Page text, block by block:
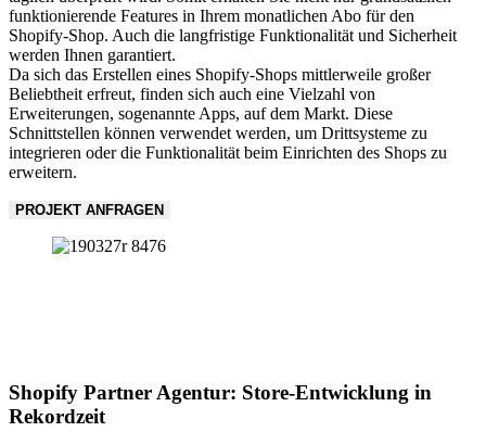
funktionierende Features in Ihrem monatlichen Abo für den
Shopify-Shop. Auch die langfristige Funktionalität und Sicherheit
werden Ihnen garantiert.
Da sich das Erstellen eines Shopify-Shops mittlerweile großer
Beliebtheit erfreut, finden sich auch eine Vielzahl von
Erweiterungen, sogenannte Apps, auf dem Markt. Diese
Schnittstellen können verwendet werden, um Drittsysteme zu
integrieren oder die Funktionalität beim Einrichten des Shops zu
erweitern.
PROJEKT ANFRAGEN
Shopify Partner Agentur: Store-Entwicklung in
Rekordzeit